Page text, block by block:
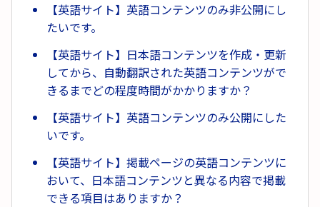
【英語サイト】英語コンテンツのみ非公開にし
たいです。
【英語サイト】日本語コンテンツを作成・更新
してから、自動翻訳された英語コンテンツがで
きるまでどの程度時間がかかりますか？
【英語サイト】英語コンテンツのみ公開にした
いです。
【英語サイト】掲載ページの英語コンテンツに
おいて、日本語コンテンツと異なる内容で掲載
できる項目はありますか？